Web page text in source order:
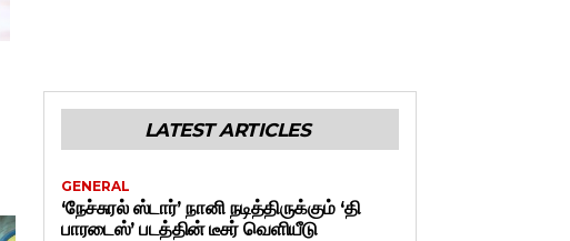
LATEST ARTICLES
GENERAL
‘நேச்சுரல் ஸ்டார்’ நானி நடித்திருக்கும் ‘தி
பாரடைஸ்’ படத்தின் டீசர் வெளியீடு